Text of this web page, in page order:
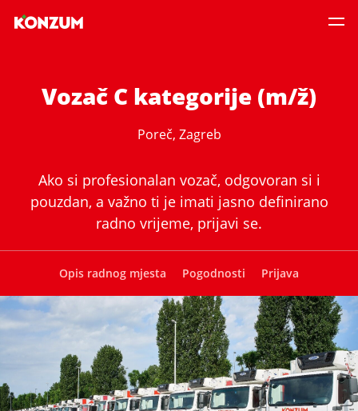
Vozač C kategorije (m/ž)
Poreč, Zagreb
Ako si profesionalan vozač, odgovoran si i
pouzdan, a važno ti je imati jasno definirano
radno vrijeme, prijavi se.
Opis radnog mjesta Pogodnosti Prijava